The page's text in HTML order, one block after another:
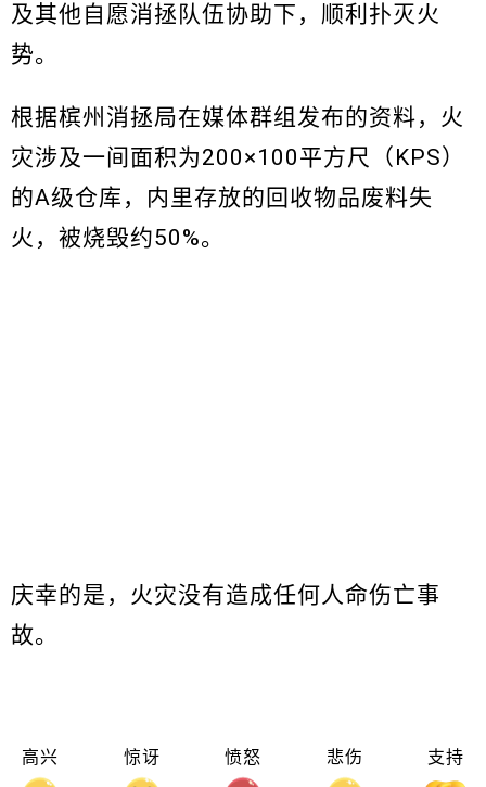
及其他自愿消拯队伍协助下，顺利扑灭火
势。
根据槟州消拯局在媒体群组发布的资料，火
灾涉及一间面积为200×100平方尺（KPS）
的A级仓库，内里存放的回收物品废料失
火，被烧毁约50%。
庆幸的是，火灾没有造成任何人命伤亡事
故。
高兴 惊讶 愤怒 悲伤 支持